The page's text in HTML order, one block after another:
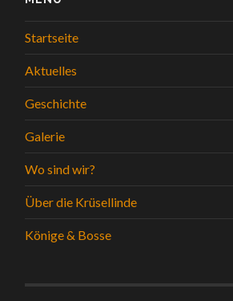
Startseite
Aktuelles
Geschichte
Galerie
Wo sind wir?
Über die Krüsellinde
Könige & Bosse